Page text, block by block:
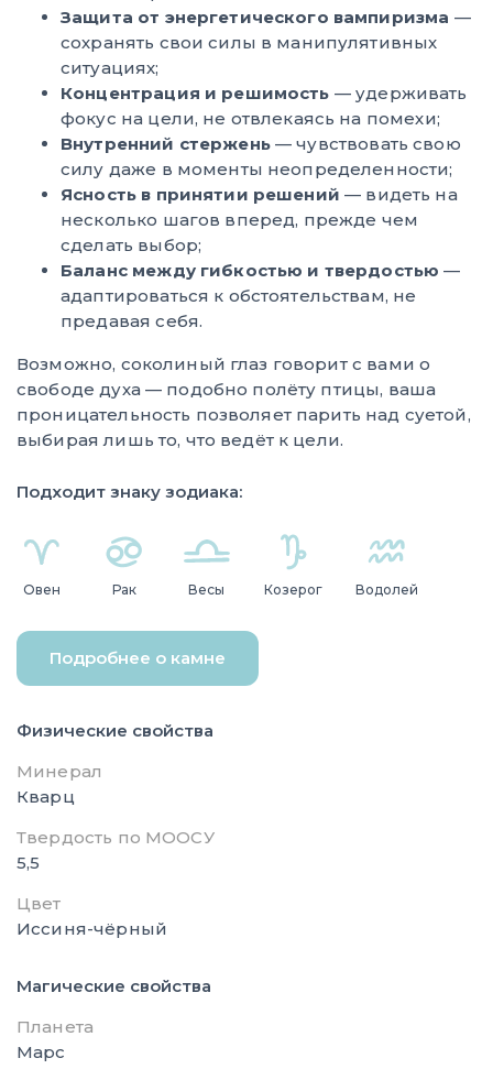
Защита от энергетического вампиризма —
сохранять свои силы в манипулятивных
ситуациях;
Концентрация и решимость — удерживать
фокус на цели, не отвлекаясь на помехи;
Внутренний стержень— чувствовать свою
силу даже в моменты неопределенности;
Ясность в принятии решений — видеть на
несколько шагов вперед, прежде чем
сделать выбор;
Баланс между гибкостью и твердостью —
адаптироваться к обстоятельствам, не
предавая себя.
Возможно, соколиный глаз говорит с вами о
свободе духа — подобно полёту птицы, ваша
проницательность позволяет парить над суетой,
выбирая лишь то, что ведёт к цели.
Подходит знаку зодиака:
Овен Рак Весы Козерог Водолей
Подробнее о камне
Физические свойства
Минерал
Кварц
Твердость по МООСУ
5,5
Цвет
Иссиня-чёрный
Магические свойства
Планета
Марс